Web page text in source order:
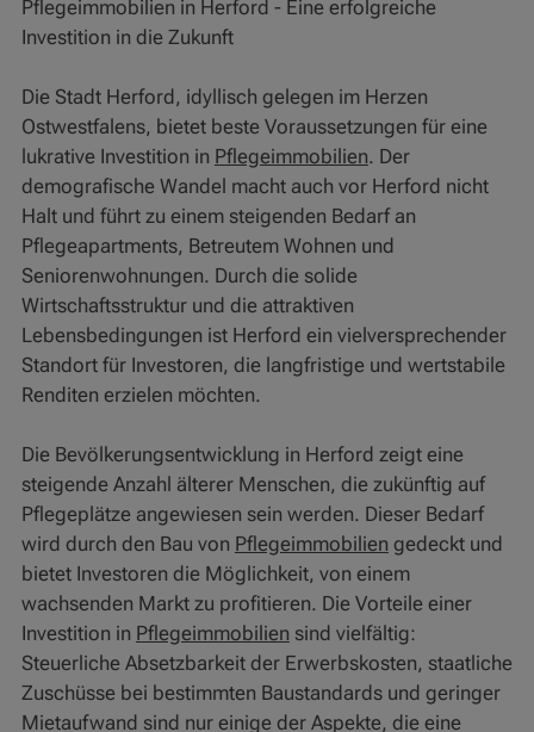
Pflegeimmobilien in Herford - Eine erfolgreiche
Investition in die Zukunft
Die Stadt Herford, idyllisch gelegen im Herzen
Ostwestfalens, bietet beste Voraussetzungen für eine
lukrative Investition in Pflegeimmobilien. Der
demografische Wandel macht auch vor Herford nicht
Halt und führt zu einem steigenden Bedarf an
Pflegeapartments, Betreutem Wohnen und
Seniorenwohnungen. Durch die solide
Wirtschaftsstruktur und die attraktiven
Lebensbedingungen ist Herford ein vielversprechender
Standort für Investoren, die langfristige und wertstabile
Renditen erzielen möchten.
Die Bevölkerungsentwicklung in Herford zeigt eine
steigende Anzahl älterer Menschen, die zukünftig auf
Pflegeplätze angewiesen sein werden. Dieser Bedarf
wird durch den Bau von Pflegeimmobilien gedeckt und
bietet Investoren die Möglichkeit, von einem
wachsenden Markt zu profitieren. Die Vorteile einer
Investition in Pflegeimmobilien sind vielfältig:
Steuerliche Absetzbarkeit der Erwerbskosten, staatliche
Zuschüsse bei bestimmten Baustandards und geringer
Mietaufwand sind nur einige der Aspekte, die eine